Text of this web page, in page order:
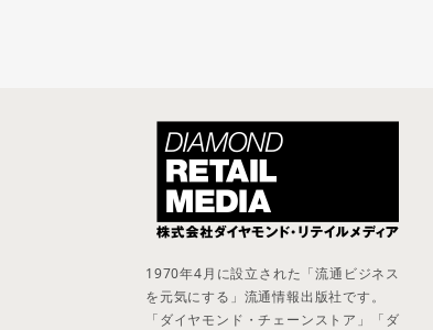
1970年4月に設立された「流通ビジネス
を元気にする」流通情報出版社です。
「ダイヤモンド・チェーンストア」「ダ